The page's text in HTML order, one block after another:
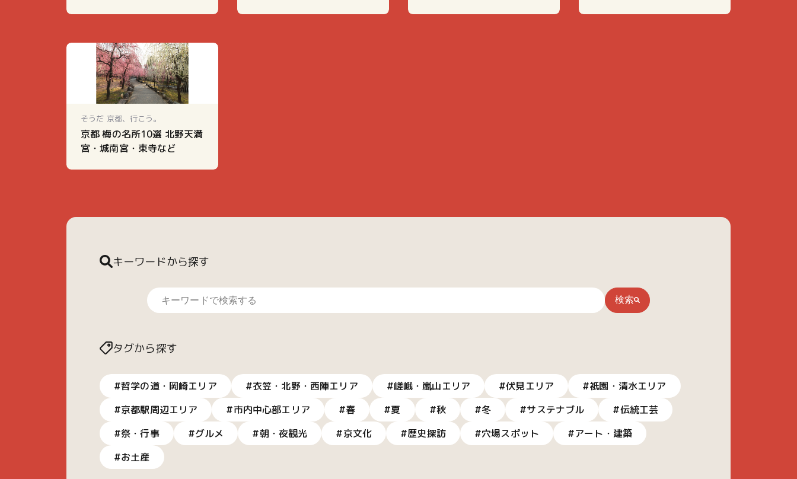
そうだ 京都、行こう。
京都 梅の名所10選 北野天満
宮・城南宮・東寺など
キーワードから探す
検索
タグから探す
#哲学の道・岡崎エリア #衣笠・北野・西陣エリア #嵯峨・嵐山エリア #伏見エリア
#祇園・清水エリア
#京都駅周辺エリア
#市内中心部エリア #春 #夏 #秋 #冬 #サステナブル
#伝統工芸
#祭・行事
#グルメ #朝・夜観光 #京文化 #歴史探訪 #穴場スポット
#アート・建築
#お土産